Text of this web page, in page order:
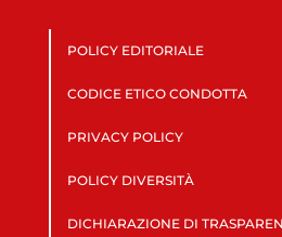
POLICY EDITORIALE
CODICE ETICO CONDOTTA
PRIVACY POLICY
POLICY DIVERSITÀ
DICHIARAZIONE DI